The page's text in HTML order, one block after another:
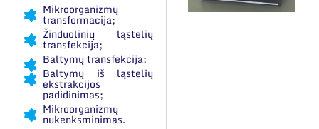
Mikroorganizmų
transformacija;
Žinduolinių ląstelių
transfekcija;
Baltymų transfekcija;
Baltymų iš ląstelių
ekstrakcijos
padidinimas;
Mikroorganizmų
nukenksminimas.